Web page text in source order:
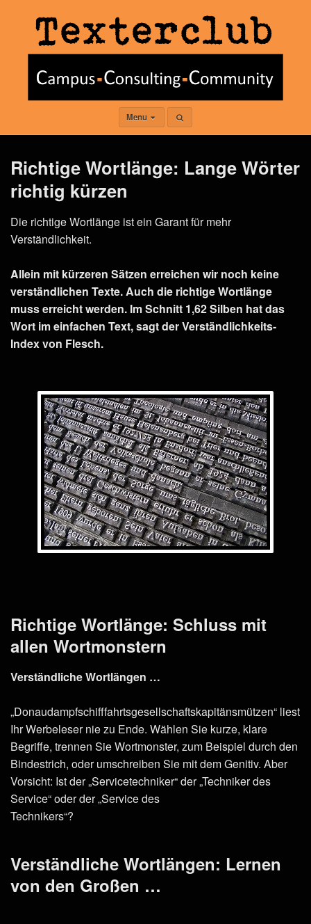
Menu
Richtige Wortlänge: Lange Wörter
richtig kürzen
Die richtige Wortlänge ist ein Garant für mehr
Verständlichkeit.
Allein mit kürzeren Sätzen erreichen wir noch keine
verständlichen Texte. Auch die richtige Wortlänge
muss erreicht werden. Im Schnitt 1,62 Silben hat das
Wort im einfachen Text, sagt der Verständlichkeits-
Index von Flesch.
Richtige Wortlänge: Schluss mit
allen Wortmonstern
Verständliche Wortlängen …
„Donaudampfschifffahrtsgesellschaftskapitänsmützen“ liest
Ihr Werbeleser nie zu Ende. Wählen Sie kurze, klare
Begriffe, trennen Sie Wortmonster, zum Beispiel durch den
Bindestrich, oder umschreiben Sie mit dem Genitiv. Aber
Vorsicht: Ist der „Servicetechniker“ der „Techniker des
Service“ oder der „Service des
Technikers“?
Verständliche Wortlängen: Lernen
von den Großen …